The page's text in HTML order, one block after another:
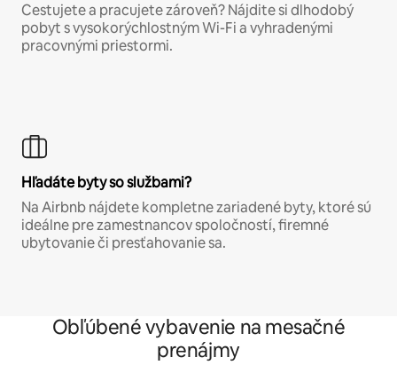
Cestujete a pracujete zároveň? Nájdite si dlhodobý
pobyt s vysokorýchlostným Wi-Fi a vyhradenými
pracovnými priestormi.
Hľadáte byty so službami?
Na Airbnb nájdete kompletne zariadené byty, ktoré sú
ideálne pre zamestnancov spoločností, firemné
ubytovanie či presťahovanie sa.
Obľúbené vybavenie na mesačné
prenájmy